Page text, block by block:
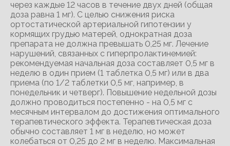
через каждые 12 часов в течение двух дней (общая
доза равна 1 мг). С целью снижения риска
ортостатической артериальной гипотензии у
кормящих грудью матерей, однократная доза
препарата не должна превышать 0,25 мг. Лечение
нарушений, связанных с гиперпролактинемией:
рекомендуемая начальная доза составляет 0,5 мг в
неделю в один прием (1 таблетка 0,5 мг) или в два
приема (по 1/2 таблетки 0,5 мг, например, в
понедельник и четверг). Повышение недельной дозы
должно проводиться постепенно - на 0,5 мг с
месячным интервалом до достижения оптимального
терапевтического эффекта. Терапевтическая доза
обычно составляет 1 мг в неделю, но может
колебаться от 0,25 до 2 мг в неделю. Максимальная